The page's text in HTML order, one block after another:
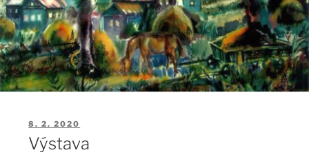
PUBLIKOVÁNO
8. 2. 2020
Výstava